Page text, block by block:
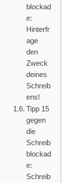
blockad
e:
Hinterfr
age
den
Zweck
deines
Schreib
ens!
Tipp 15
gegen
die
Schreib
blockad
e:
Schreib